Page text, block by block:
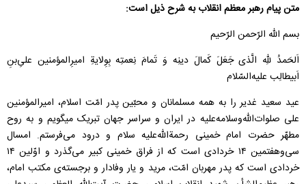
متن پیام رهبر معظم انقلاب به شرح ذیل است:
بسم الله الرّحمن الرّحیم
اَلحَمدُ للهِ الَّذی جَعَلَ کَمالَ دینِه وَ تَمامَ نِعمتِه بِوِلایةِ امیرِالمؤمنین علیِ‌بنِ
اَبیطالِب علیه‌السّلام
عید سعید غدیر را به همه‌ مسلمانان و محبّین پدر امّت اسلام، امیرالمؤمنین
علی صلوات‌الله‌وسلامه‌علیه در ایران و سراسر جهان تبریک میگویم و به روح
مطهّر حضرت امام خمینی رحمة‌الله‌علیه سلام و درود می‌فرستم. امسال
سی‌و‌هفتمین ۱۴ خردادی است که از فراق خمینی کبیر می‌گذرد و اوّلین ۱۴
خردادی است که پدر مهربان امّت، مرید و یار وفادار و برجسته‌ی مکتب امام،